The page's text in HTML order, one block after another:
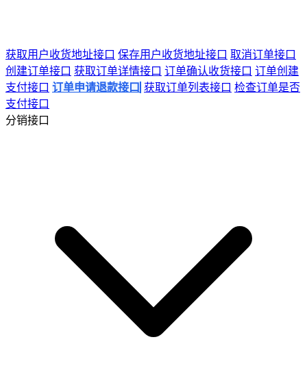
获取用户收货地址接口 保存用户收货地址接口 取消订单接口
创建订单接口 获取订单详情接口 订单确认收货接口 订单创建
支付接口 订单申请退款接口 获取订单列表接口 检查订单是否
支付接口
分销接口